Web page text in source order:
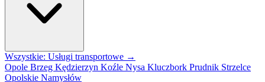
Wszystkie: Usługi transportowe →
Opole Brzeg Kędzierzyn Koźle Nysa Kluczbork Prudnik Strzelce
Opolskie Namysłów